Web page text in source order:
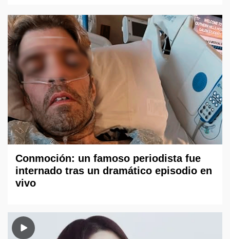
Conmoción: un famoso periodista fue
internado tras un dramático episodio en
vivo